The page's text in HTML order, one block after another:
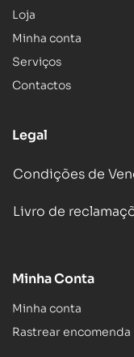
Loja
Minha conta
Serviços
Contactos
Legal
Condições de
Livro de
Minha Conta
Minha conta
Rastrear encomenda